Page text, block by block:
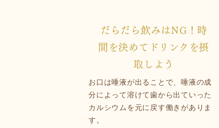
だらだら飲みはNG！時
間を決めてドリンクを摂
取しよう
お口は唾液が出ることで、唾液の成
分によって溶けて歯から出ていった
カルシウムを元に戻す働きがありま
す。